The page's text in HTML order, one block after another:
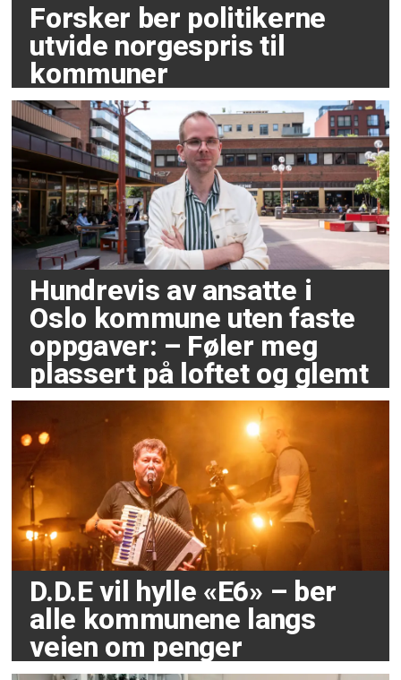
Forsker ber politikerne
utvide norgespris til
kommuner
Hundrevis av ansatte i
Oslo kommune uten faste
oppgaver: – Føler meg
plassert på loftet og glemt
D.D.E vil hylle «E6» – ber
alle kommunene langs
veien om penger